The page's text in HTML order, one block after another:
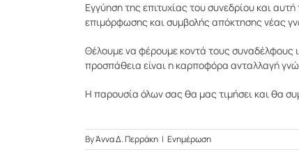
Εγγύηση της επιτυχίας του συνεδρίου και
επιμόρφωσης και συμβολής απόκτησης νέας
Θέλουμε να φέρουμε κοντά τους συναδέλφους
προσπάθεια είναι η καρποφόρα ανταλλαγή
Η παρουσία όλων σας θα μας τιμήσει και θα
ByΆννα Δ. Περράκη | Ενημέρωση